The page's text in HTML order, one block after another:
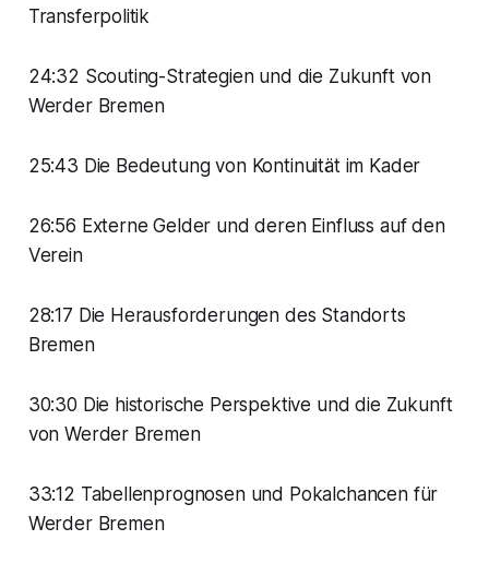
Transferpolitik
24:32 Scouting-Strategien und die Zukunft von
Werder Bremen
25:43 Die Bedeutung von Kontinuität im Kader
26:56 Externe Gelder und deren Einfluss auf den
Verein
28:17 Die Herausforderungen des Standorts
Bremen
30:30 Die historische Perspektive und die Zukunft
von Werder Bremen
33:12 Tabellenprognosen und Pokalchancen für
Werder Bremen